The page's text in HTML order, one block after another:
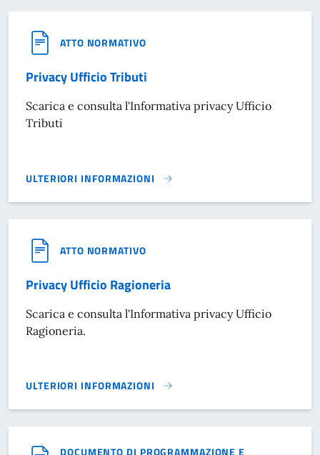
ATTO NORMATIVO
Privacy Ufficio Tributi
Scarica e consulta l'Informativa privacy Ufficio
Tributi
ULTERIORI INFORMAZIONI
PRIVACY UFFICIO TRIBUTI}
ATTO NORMATIVO
Privacy Ufficio Ragioneria
Scarica e consulta l'Informativa privacy Ufficio
Ragioneria.
ULTERIORI INFORMAZIONI
PRIVACY UFFICIO RAGIONERIA}
DOCUMENTO DI PROGRAMMAZIONE E